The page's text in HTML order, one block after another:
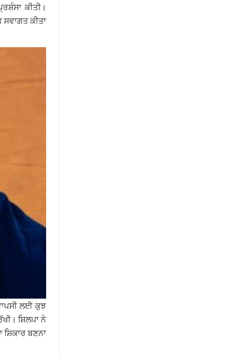
ਕੀਤੀ।
ਕੀਤਾ
ਲਈ ਕੁਝ
ਸ਼ਿਲਪਾ ਨੇ
ਸ਼ਿਕਾਰ ਬਣਨਾ